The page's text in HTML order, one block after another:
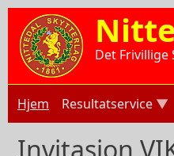
Hopp til hovedinnhold
Det Frivillige
Hjem Resultatservice